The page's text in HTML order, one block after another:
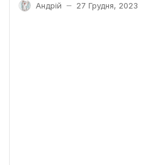
Андрій — 27 Грудня, 2023